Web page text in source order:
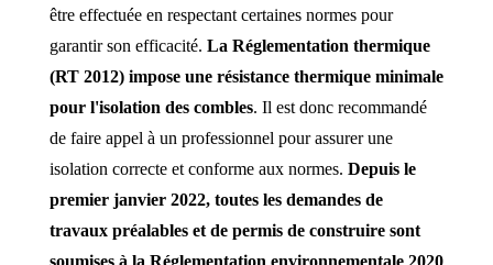
être effectuée en respectant certaines normes pour
garantir son efficacité. La Réglementation thermique
(RT 2012) impose une résistance thermique minimale
pour l'isolation des combles. Il est donc recommandé
de faire appel à un professionnel pour assurer une
isolation correcte et conforme aux normes. Depuis le
premier janvier 2022, toutes les demandes de
travaux préalables et de permis de construire sont
soumises à la Réglementation environnementale 2020